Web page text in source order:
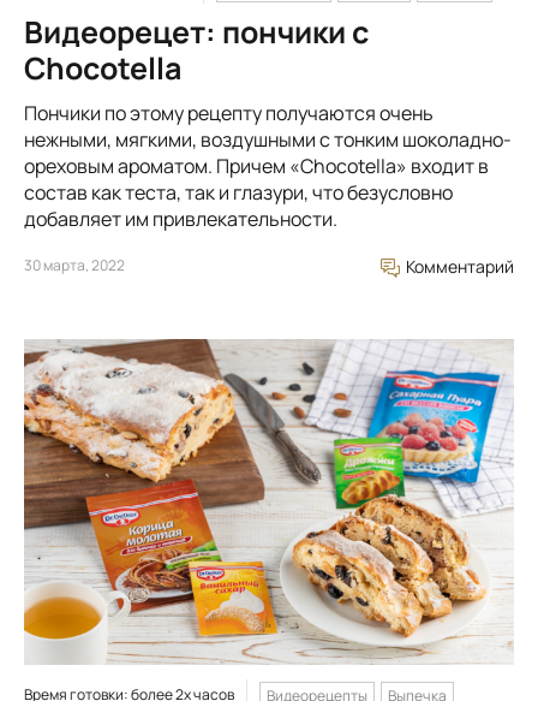
Видеорецет: пончики с
Chocotella
Пончики по этому рецепту получаются очень
нежными, мягкими, воздушными с тонким шоколадно-
ореховым ароматом. Причем «Chocotella» входит в
состав как теста, так и глазури, что безусловно
добавляет им привлекательности.
30 марта, 2022 Комментарий
Время готовки: более 2х часов Видеорецепты Выпечка